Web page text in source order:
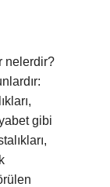
nelerdir?
gibi